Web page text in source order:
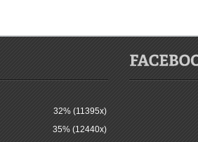
32% (11395x)
35% (12440x)